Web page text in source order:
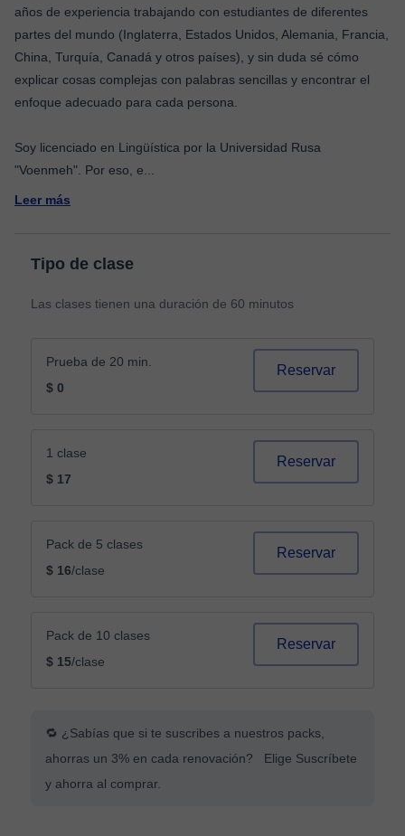
años de experiencia trabajando con estudiantes de diferentes
partes del mundo (Inglaterra, Estados Unidos, Alemania, Francia,
China, Turquía, Canadá y otros países), y sin duda sé cómo
explicar cosas complejas con palabras sencillas y encontrar el
enfoque adecuado para cada persona.
Soy licenciado en Lingüística por la Universidad Rusa
"Voenmeh". Por eso, e
Leer más
Tipo de clase
Las clases tienen una duración de 60 minutos
Prueba de 20 min.
$ 0
Reservar
1 clase
$ 17
Reservar
Pack de 5 clases
$ 16/clase
Reservar
Pack de 10 clases
$ 15/clase
Reservar
🔁 ¿Sabías que si te suscribes a nuestros packs,
ahorras un 3% en cada renovación? Elige Suscríbete
y ahorra al comprar.